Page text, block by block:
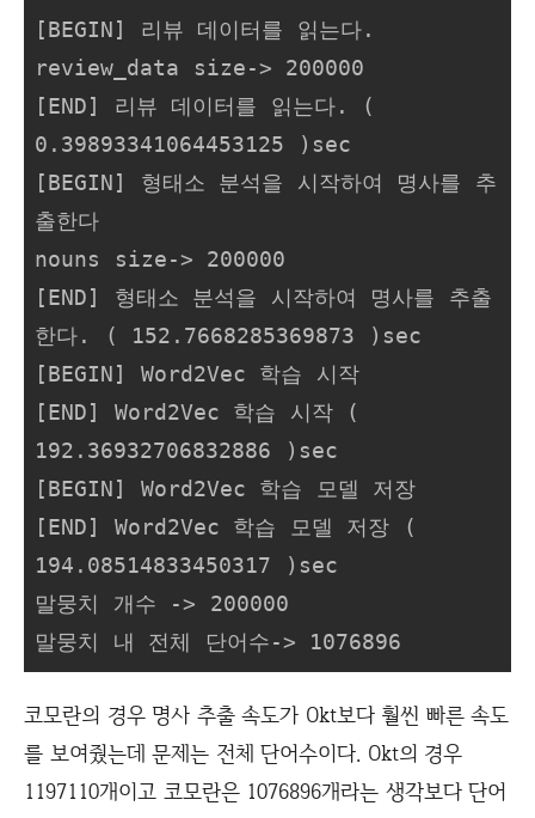
[BEGIN] 리뷰 데이터를 읽는다.
review_data size-> 200000
[END] 리뷰 데이터를 읽는다. (
0.39893341064453125 )sec
[BEGIN] 형태소 분석을 시작하여 명사를 추
출한다
nouns size-> 200000
[END] 형태소 분석을 시작하여 명사를 추출
한다. ( 152.7668285369873 )sec
[BEGIN] Word2Vec 학습 시작
[END] Word2Vec 학습 시작 (
192.36932706832886 )sec
[BEGIN] Word2Vec 학습 모델 저장
[END] Word2Vec 학습 모델 저장 (
194.08514833450317 )sec
말뭉치 개수 -> 200000
말뭉치 내 전체 단어수-> 1076896
코모란의 경우 명사 추출 속도가 Okt보다 훨씬 빠른 속도
를 보여줬는데 문제는 전체 단어수이다. Okt의 경우
1197110개이고 코모란은 1076896개라는 생각보다 단어